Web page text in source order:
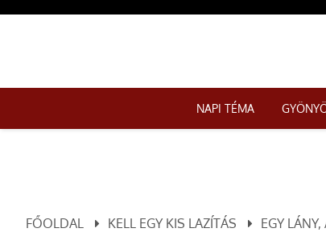
NAPI TÉMA
FŐOLDAL KELL EGY KIS LAZÍTÁS EGY